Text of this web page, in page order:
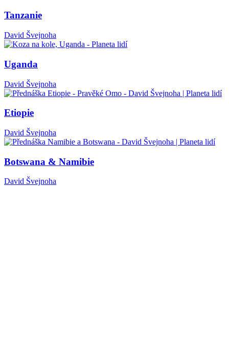
Tanzanie
David Švejnoha
Uganda
David Švejnoha
Etiopie
David Švejnoha
Botswana & Namibie
David Švejnoha